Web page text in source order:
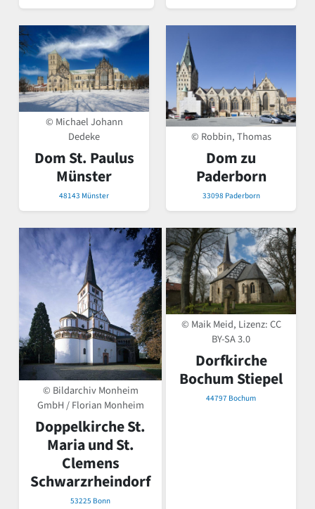
© Michael Johann
Dedeke
Dom St. Paulus
Münster
48143 Münster
© Robbin, Thomas
Dom zu
Paderborn
33098 Paderborn
© Bildarchiv Monheim
GmbH / Florian Monheim
Doppelkirche St.
Maria und St.
Clemens
Schwarzrheindorf
53225 Bonn
© Maik Meid, Lizenz:CC
BY-SA 3.0
Dorfkirche
Bochum Stiepel
44797 Bochum